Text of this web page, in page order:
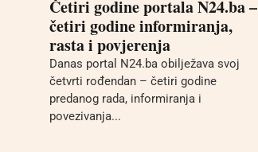
Četiri godine portala N24.ba –
četiri godine informiranja,
rasta i povjerenja
Danas portal N24.ba obilježava svoj
četvrti rođendan – četiri godine
predanog rada, informiranja i
povezivanja...